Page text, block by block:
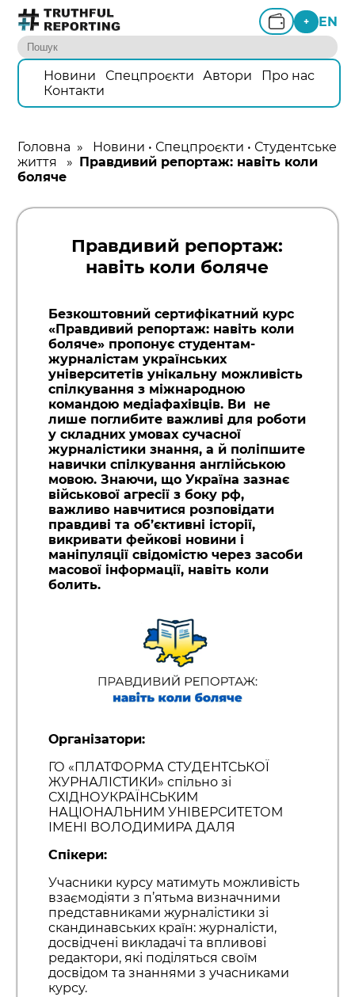
+ EN
Новини Спецпроєкти Автори
Про нас
Контакти
Головна » Новини • Спецпроєкти • Студентське
життя
» Правдивий репортаж: навіть коли
боляче
Правдивий репортаж:
навіть коли боляче
Безкоштовний сертифікатний курс
«Правдивий репортаж: навіть коли
боляче» пропонує студентам-
журналістам українських
університетів унікальну можливість
спілкування з міжнародною
командою медіафахівців. Ви не
лише поглибите важливі для роботи
у складних умовах сучасної
журналістики знання, а й поліпшите
навички спілкування англійською
мовою. Знаючи, що Україна зазнає
військової агресії з боку рф,
важливо навчитися розповідати
правдиві та об’єктивні історії,
викривати фейкові новини і
маніпуляції свідомістю через засоби
масової інформації, навіть коли
болить.
Організатори:
ГО «ПЛАТФОРМА СТУДЕНТСЬКОЇ
ЖУРНАЛІСТИКИ» спільно зі
СХІДНОУКРАЇНСЬКИМ
НАЦІОНАЛЬНИМ УНІВЕРСИТЕТОМ
ІМЕНІ ВОЛОДИМИРА ДАЛЯ
Спікери:
Учасники курсу матимуть можливість
взаємодіяти з п’ятьма визначними
представниками журналістики зі
скандинавських країн: журналісти,
досвідчені викладачі та впливові
редактори, які поділяться своїм
досвідом та знаннями з учасниками
курсу.